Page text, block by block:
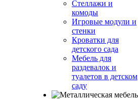
Стеллажи и
комоды
Игровые модули и
стенки
Кроватки для
детского сада
Мебель для
раздевалок и
туалетов в детском
саду